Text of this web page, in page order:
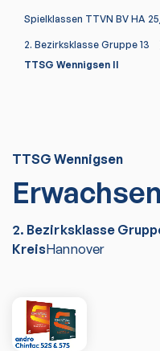
Spielklassen TTVN BV HA
2. Bezirksklasse Gruppe 13
TTSG Wennigsen II
TTSG Wennigsen
2. Bezirksklasse
KreisHannover